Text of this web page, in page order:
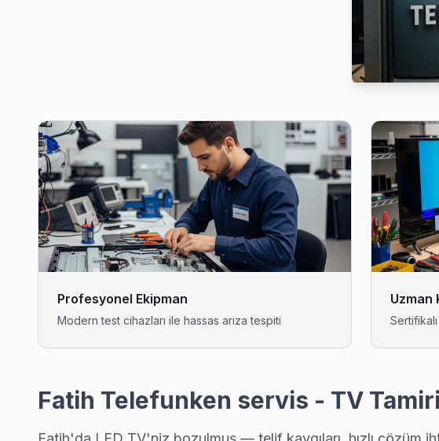
Telefunken TV'de T-Con kart arızası Ali Kuşçu mahallesinde sık
Atik Ali Telefunken Anakart Tamiri →
Ayvansaray Telefunken Servis
Fatih'nın Ayvansaray bölgesindeki Telefunken müşterilerimiz tamir
Fatih Telefunken Servis →
Balaban Ağa Telefunken Servis
Telefunken TV Balaban Ağa adresinde firmware güncellemesi sonrası
Balaban Ağa Telefunken Anakart Tamiri →
Profesyonel Ekipman
Modern test cihazları ile hassas arıza tespiti
Uzman
Fatih Telefunken servis - TV Tamiri